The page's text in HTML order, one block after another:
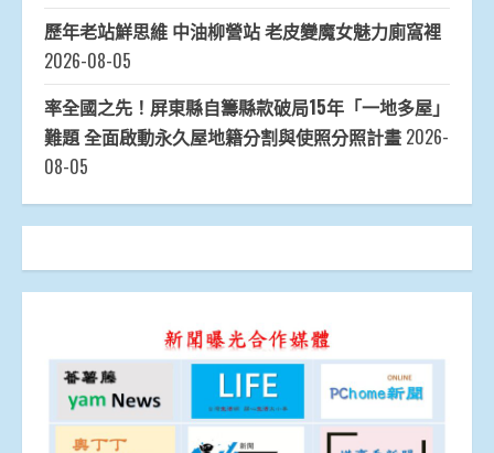
歷年老站鮮思維 中油柳營站 老皮變魔女魅力廁窩裡
2026-08-05
率全國之先！屏東縣自籌縣款破局15年「一地多屋」
難題 全面啟動永久屋地籍分割與使照分照計畫 2026-
08-05